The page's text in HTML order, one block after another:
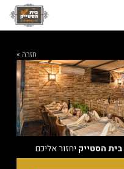
חזרה »
בית הסטייק יחזור אליכם